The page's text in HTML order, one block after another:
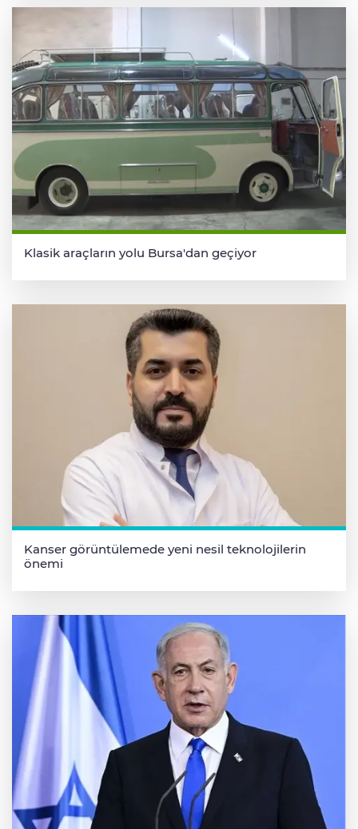
Klasik araçların yolu Bursa'dan geçiyor
Kanser görüntülemede yeni nesil teknolojilerin
önemi